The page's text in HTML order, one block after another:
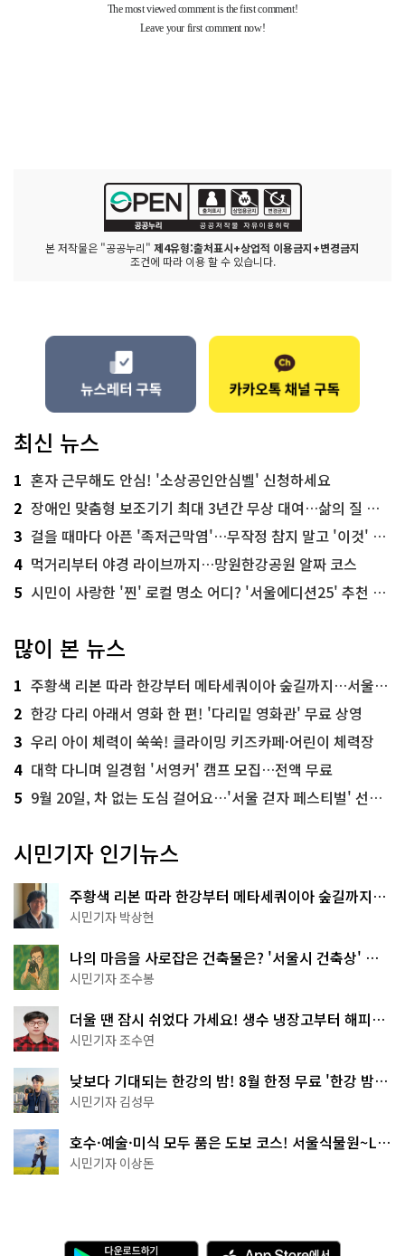
본 저작물은 "공공누리" 제4유형:출처표시+상업적 이용금지+변경금지
조건에 따라 이용 할 수 있습니다.
최신 뉴스
1 혼자 근무해도 안심! '소상공인안심벨' 신청하세요
2 장애인 맞춤형 보조기기 최대 3년간 무상 대여…삶의 질 높인다
3 걸을 때마다 아픈 '족저근막염'…무작정 참지 말고 '이것' 해보세요!
4 먹거리부터 야경 라이브까지…망원한강공원 알짜 코스
5 시민이 사랑한 '찐' 로컬 명소 어디? '서울에디션25' 추천 코스
많이 본 뉴스
1 주황색 리본 따라 한강부터 메타세쿼이아 숲길까지…서울둘레길 15코스
2 한강 다리 아래서 영화 한 편! '다리밑 영화관' 무료 상영
3 우리 아이 체력이 쑥쑥! 클라이밍 키즈카페·어린이 체력장
4 대학 다니며 일경험 '서영커' 캠프 모집…전액 무료
5 9월 20일, 차 없는 도심 걸어요…'서울 걷자 페스티벌' 선착순 5천명
시민기자 인기뉴스
주황색 리본 따라 한강부터 메타세쿼이아 숲길까지…
서울둘레길 15코스
시민기자 박상현
나의 마음을 사로잡은 건축물은? '서울시 건축상' 수
상작 공개!
시민기자 조수봉
더울 땐 잠시 쉬었다 가세요! 생수 냉장고부터 해피소
·무더위쉼터까지
시민기자 조수연
낮보다 기대되는 한강의 밤! 8월 한정 무료 '한강 밤
핑' 예약은?
시민기자 김성무
호수·예술·미식 모두 품은 도보 코스! 서울식물원~LG
아트센터~마곡테라스거리
시민기자 이상돈
다 A